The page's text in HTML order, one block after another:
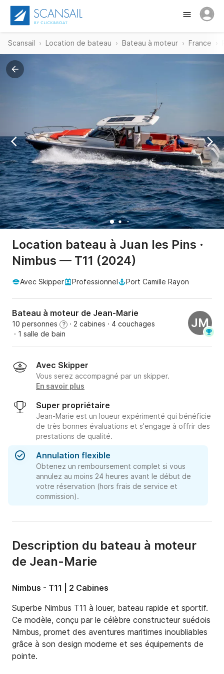
Scansail Location de bateau Bateau à moteur France
Location bateau à Juan les Pins ·
Nimbus — T11 (2024)
Avec Skipper Professionnel Port Camille Rayon
Bateau à moteur de Jean-Marie
10 personnes ? · 2 cabines · 4 couchages
· 1 salle de bain
JM
Avec Skipper
Vous serez accompagné par un skipper.
En savoir plus
Super propriétaire
Jean-Marie est un loueur expérimenté qui bénéficie
de très bonnes évaluations et s'engage à offrir des
prestations de qualité.
Annulation flexible
Obtenez un remboursement complet si vous
annulez au moins 24 heures avant le début de
votre réservation (hors frais de service et
commission).
Description du bateau à moteur
de Jean-Marie
Nimbus - T11 | 2 Cabines
Superbe Nimbus T11 à louer, bateau rapide et sportif.
Ce modèle, conçu par le célèbre constructeur suédois
Nimbus, promet des aventures maritimes inoubliables
grâce à son design moderne et ses équipements de
pointe.